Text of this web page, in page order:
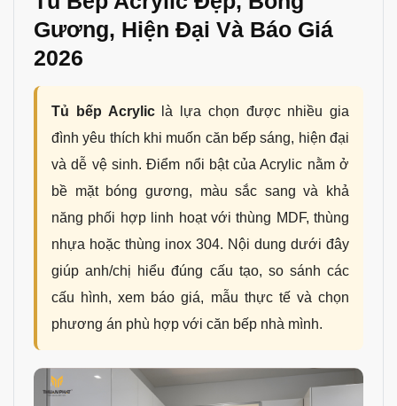
Gương, Hiện Đại Và Báo Giá
2026
Tủ bếp Acryliclà lựa chọn được nhiều gia
đình yêu thích khi muốn căn bếp sáng, hiện đại
và dễ vệ sinh. Điểm nổi bật của Acrylic nằm ở
bề mặt bóng gương, màu sắc sang và khả
năng phối hợp linh hoạt với thùng MDF, thùng
nhựa hoặc thùng inox 304. Nội dung dưới đây
giúp anh/chị hiểu đúng cấu tạo, so sánh các
cấu hình, xem báo giá, mẫu thực tế và chọn
phương án phù hợp với căn bếp nhà mình.